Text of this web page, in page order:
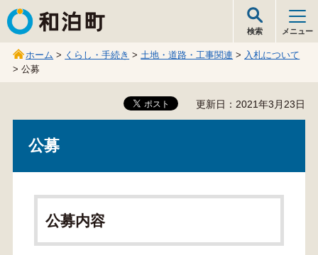
和泊町
検索 メニュー
ホーム > くらし・手続き >土地・道路・工事関連 > 入札について
> 公募
更新日：2021年3月23日
公募
公募内容